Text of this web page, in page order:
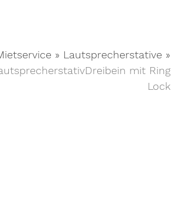
» Lautsprecherstative »
mit Ring
Lock